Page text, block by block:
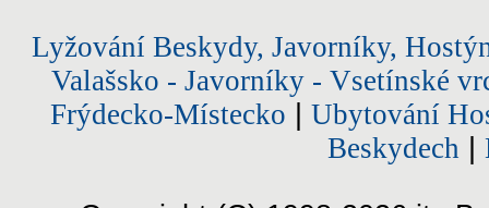
Lyžování Beskydy, Javorníky,
Valašsko - Javorníky - Vsetínské
Frýdecko-Místecko
Ubytování
Beskydech